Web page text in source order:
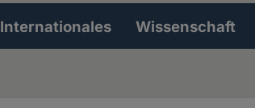
Volltextsuche
Internationales Wissenschaft